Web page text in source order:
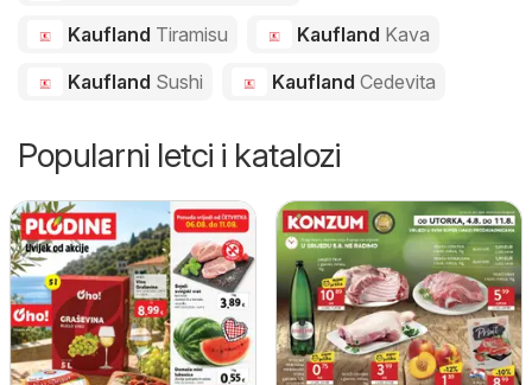
Kaufland Tiramisu Kaufland Kava
Kaufland Sushi Kaufland Cedevita
Popularni letci i katalozi